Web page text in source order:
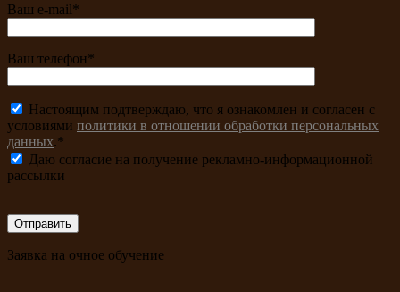
Ваш e-mail*
Ваш телефон*
Настоящим подтверждаю, что я ознакомлен и согласен с
условиями политики в отношении обработки персональных
данных.*
Даю согласие на получение рекламно-информационной
рассылки
Заявка на очное обучение